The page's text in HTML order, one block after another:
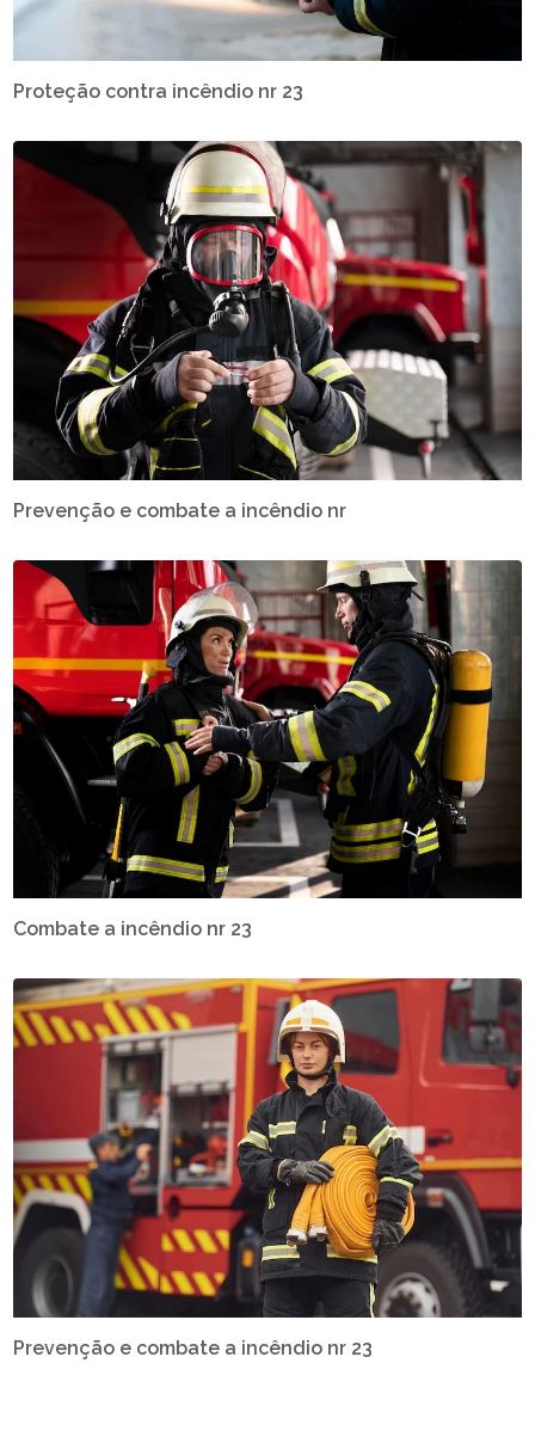
Proteção contra incêndio nr 23
Prevenção e combate a incêndio nr
Combate a incêndio nr 23
Prevenção e combate a incêndio nr 23